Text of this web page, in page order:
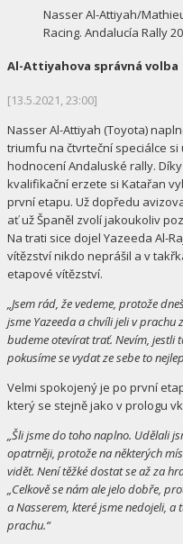
Nasser Al-Attiyah/
Racing. Andalucía Rally
Al-Attiyahova správná volba
[13.5.2021, 23:00]
Nasser Al-Attiyah (Toyota)
triumfu na čtvrteční speciálce
hodnocení Andaluské rally.
kvalifikační erzete si Katařan
první etapu. Už dopředu
ať už Španěl zvolí jakoukoliv
Na trati sice dojel Yazeeda Al-
vítězství nikdo neprášil a v
etapové vítězství.
„Jsem rád, že vedeme, protože
jsme Yazeeda a chvíli jeli v
budeme otevírat trať. Nevím, jestli
pokusíme se vydat ze sebe to
Velmi spokojený je po první
který se stejně jako v prologu
„Šli jsme do toho naplno. Udělali
opatrněji, protože na některých
vidět. Není těžké dostat se až za
„Celkově se nám ale jelo dobře,
a Nasserem, které jsme nedojeli,
prachu.“